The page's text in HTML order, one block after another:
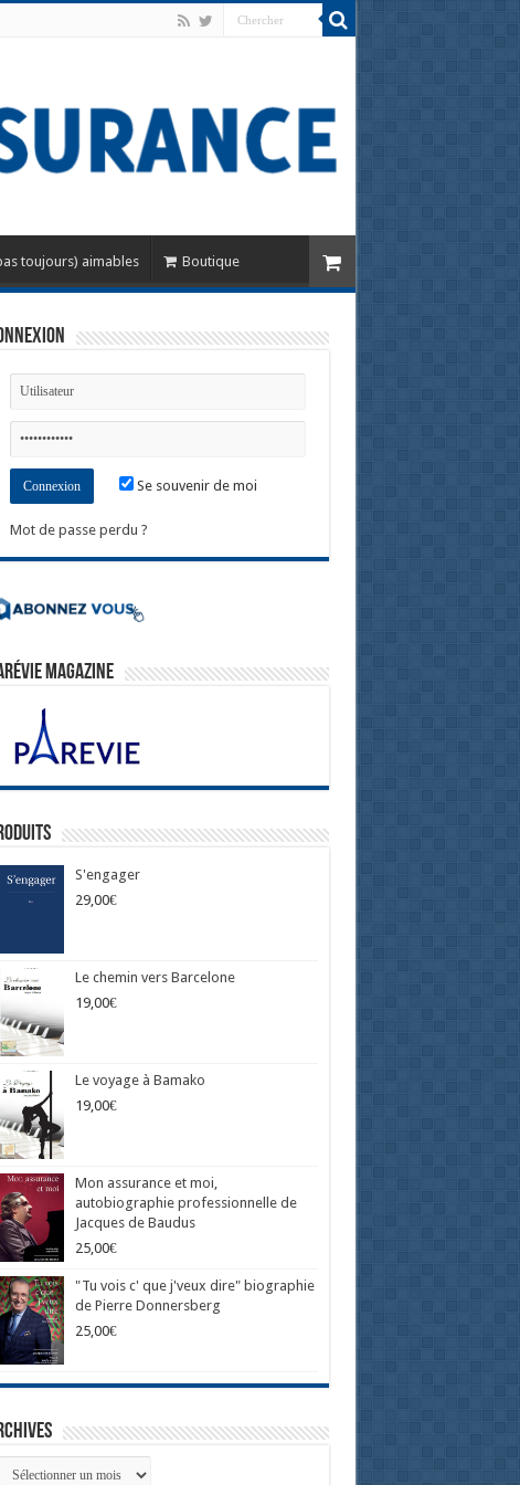
toujours) aimables Boutique
Se souvenir de moi
Mot de passe perdu ?
Magazine
S'engager
29,00€
Le chemin vers Barcelone
19,00€
Le voyage à Bamako
19,00€
Mon assurance et moi,
autobiographie professionnelle de
Jacques de Baudus
25,00€
"Tu vois c' que j'veux dire" biographie
de Pierre Donnersberg
25,00€